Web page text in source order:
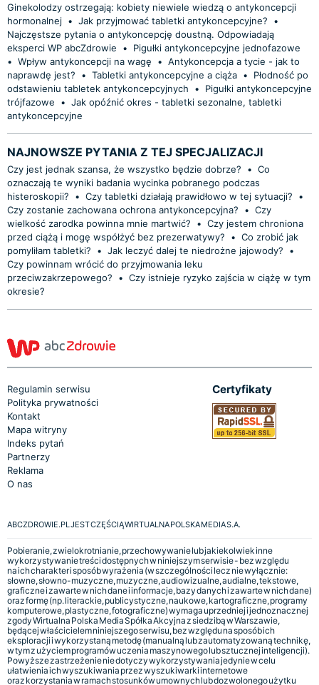
Ginekolodzy ostrzegają: kobiety niewiele wiedzą o antykoncepcji
hormonalnej • Jak przyjmować tabletki antykoncepcyjne?
•
Najczęstsze pytania o antykoncepcję doustną. Odpowiadają
eksperci WP abcZdrowie
•
Pigułki antykoncepcyjne jednofazowe
• Wpływ antykoncepcji na wagę • Antykoncepcja a tycie - jak to
naprawdę jest?
• Tabletki antykoncepcyjne a ciąża •
Płodność po
odstawieniu tabletek antykoncepcyjnych
•
Pigułki antykoncepcyjne
trójfazowe
• Jak opóźnić okres - tabletki sezonalne, tabletki
antykoncepcyjne
NAJNOWSZE PYTANIA Z TEJ SPECJALIZACJI
Czy jest jednak szansa, że wszystko będzie dobrze? • Co
oznaczają te wyniki badania wycinka pobranego podczas
histeroskopii?
• Czy tabletki działają prawidłowo w tej sytuacji?
•
Czy zostanie zachowana ochrona antykoncepcyjna?
• Czy
wielkość zarodka powinna mnie martwić?
• Czy jestem chroniona
przed ciążą i mogę współżyć bez prezerwatywy?
• Co zrobić jak
pomyliłam tabletki?
• Jak leczyć dalej te niedrożne jajowody?
•
Czy powinnam wrócić do przyjmowania leku
przeciwzakrzepowego?
• Czy istnieje ryzyko zajścia w ciążę w tym
okresie?
Regulamin serwisu
Polityka prywatności
Kontakt
Mapa witryny
Indeks pytań
Partnerzy
Reklama
O nas
Certyfikaty
ABCZDROWIE.PL JEST CZĘŚCIĄ WIRTUALNA POLSKA MEDIA S.A.
Pobieranie, zwielokrotnianie, przechowywanie lub jakiekolwiek inne
wykorzystywanie treści dostępnych w niniejszym serwisie - bez względu
na ich charakter i sposób wyrażenia (w szczególności lecz nie wyłącznie:
słowne, słowno-muzyczne, muzyczne, audiowizualne, audialne, tekstowe,
graficzne i zawarte w nich dane i informacje, bazy danych i zawarte w nich dane)
oraz formę (np. literackie, publicystyczne, naukowe, kartograficzne, programy
komputerowe, plastyczne, fotograficzne) wymaga uprzedniej i jednoznacznej
zgody Wirtualna Polska Media Spółka Akcyjna z siedzibą w Warszawie,
będącej właścicielem niniejszego serwisu, bez względu na sposób ich
eksploracji i wykorzystaną metodę (manualną lub zautomatyzowaną technikę,
w tym z użyciem programów uczenia maszynowego lub sztucznej inteligencji).
Powyższe zastrzeżenie nie dotyczy wykorzystywania jedynie w celu
ułatwienia ich wyszukiwania przez wyszukiwarki internetowe
oraz korzystania w ramach stosunków umownych lub dozwolonego użytku